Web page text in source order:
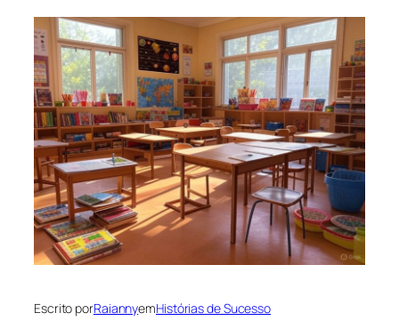
Escrito porRaiannyemHistórias de Sucesso